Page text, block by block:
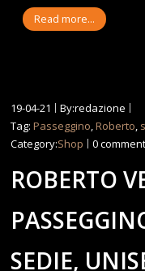
Read more...
19-04-21
By:redazione
Tag:Passeggino,Roberto,
Category:Shop 0
ROBERTO
SEDIE,